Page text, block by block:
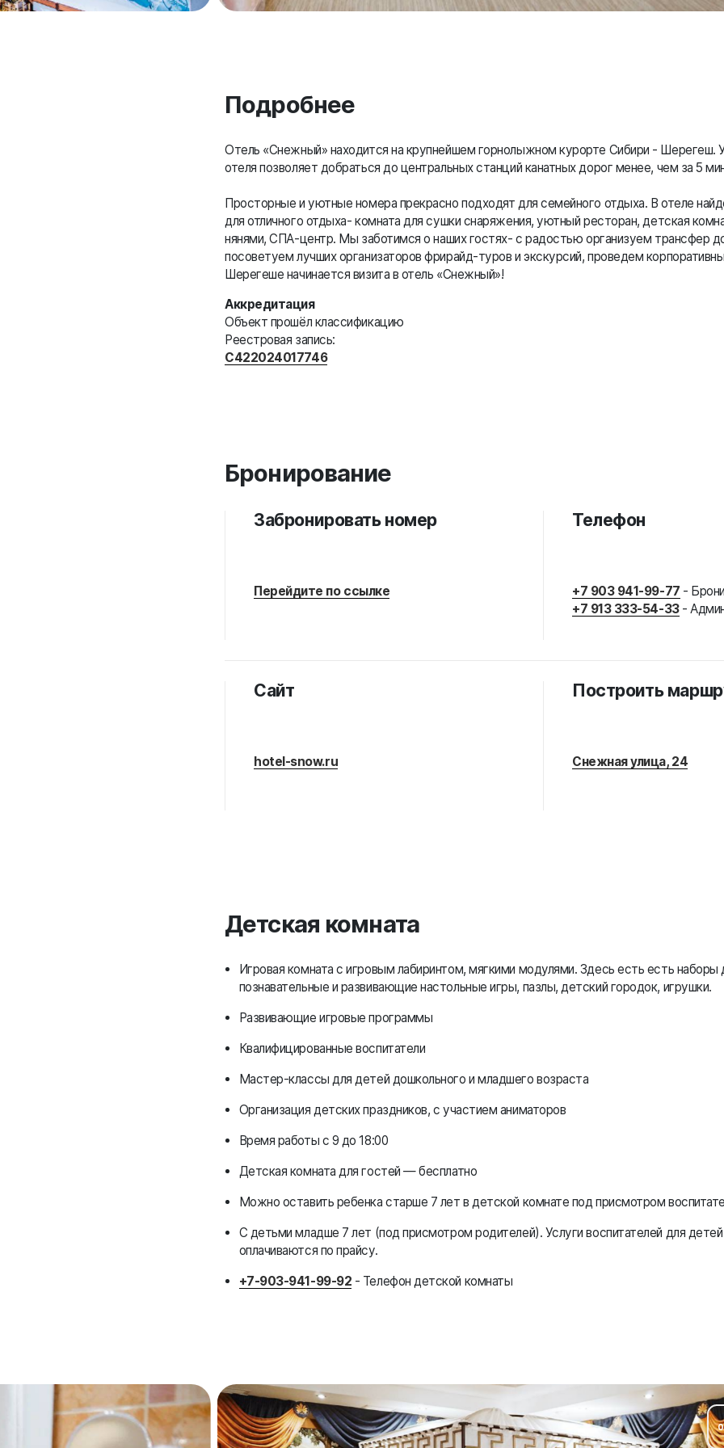
Подробнее
Отель «Снежный» находится на крупнейшем горнолыжном курорте Сибири - Шерегеш.
отеля позволяет добраться до центральных станций канатных дорог менее, чем за 5
Просторные и уютные номера прекрасно подходят для семейного отдыха. В отеле
для отличного отдыха- комната для сушки снаряжения, уютный ресторан, детская
нянями, СПА-центр. Мы заботимся о наших гостях- с радостью организуем трансфер
посоветуем лучших организаторов фрирайд-туров и экскурсий, проведем
Шерегеше начинается визита в отель «Снежный»!
Аккредитация
Объект прошёл классификацию
Реестровая запись:
С422024017746
Бронирование
Забронировать номер
Перейдите по ссылке
Телефон
+7 903 941-99-77 -
+7 913 333-54-33-
Сайт
hotel-snow.ru
Построить
Снежная улица, 24
Детская комната
Игровая комната с игровым лабиринтом, мягкими модулями. Здесь есть есть наборы
познавательные и развивающие настольные игры, пазлы, детский городок, игрушки.
Развивающие игровые программы
Квалифицированные воспитатели
Мастер-классы для детей дошкольного и младшего возраста
Организация детских праздников, с участием аниматоров
Время работы с 9 до 18:00
Детская комната для гостей — бесплатно
Можно оставить ребенка старше 7 лет в детской комнате под присмотром
С детьми младше 7 лет (под присмотром родителей). Услуги воспитателей для
оплачиваются по прайсу.
+7-903-941-99-92 - Телефон детской комнаты